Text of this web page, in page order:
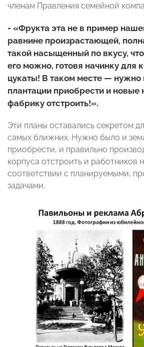
членам Правления семейной
- «Фрукта эта не в пример
равнине произрастающей,
такой насыщенный по вкусу,
его можно, готовя начинку для
цукаты! В таком месте — нужно
плантации приобрести и новые
фабрику отстроить!».
Эти планы оставались секретом
самых ближних. Нужно было и
приобрести, и правильно
корпуса отстроить и работников
соответствии с планируемыми,
задачами.